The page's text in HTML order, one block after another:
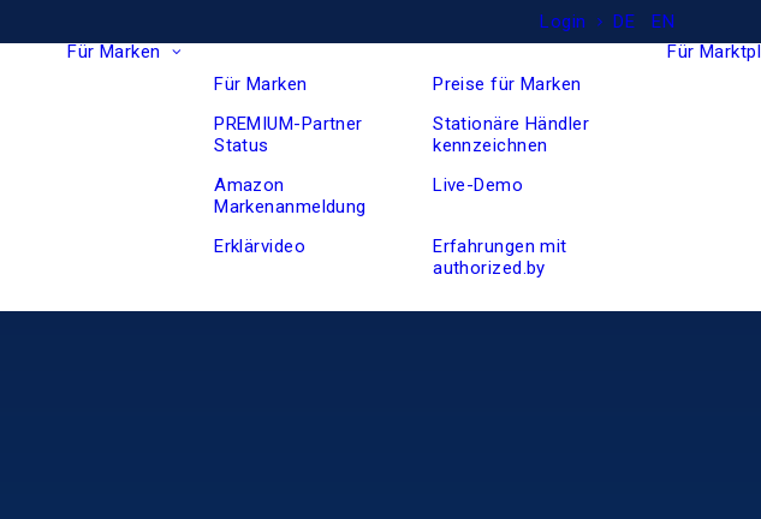
Login DE
EN
Für Marken
Für Marken
Preise für Marken
PREMIUM-Partner
Status
Stationäre Händler
kennzeichnen
Amazon
Markenanmeldung
Live-Demo
Erklärvideo
Erfahrungen mit
authorized.by
Für